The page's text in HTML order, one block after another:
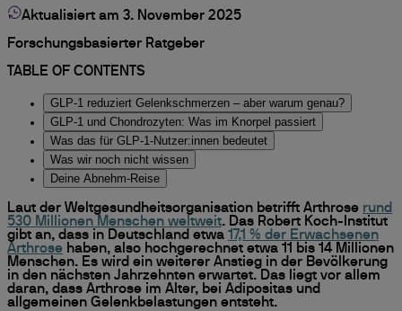
Aktualisiert am 3. November 2025
Forschungsbasierter Ratgeber
TABLE OF CONTENTS
GLP-1 reduziert Gelenkschmerzen – aber warum genau?
GLP-1 und Chondrozyten: Was im Knorpel passiert
Was das für GLP-1-Nutzer:innen bedeutet
Was wir noch nicht wissen
Deine Abnehm-Reise
Laut der Weltgesundheitsorganisation betrifft Arthrose rund
530 Millionen Menschen weltweit. Das Robert Koch-Institut
gibt an, dass in Deutschland etwa 17,1 % der Erwachsenen
Arthrose haben, also hochgerechnet etwa 11 bis 14 Millionen
Menschen. Es wird ein weiterer Anstieg in der Bevölkerung
in den nächsten Jahrzehnten erwartet. Das liegt vor allem
daran, dass Arthrose im Alter, bei Adipositas und
allgemeinen Gelenkbelastungen entsteht.